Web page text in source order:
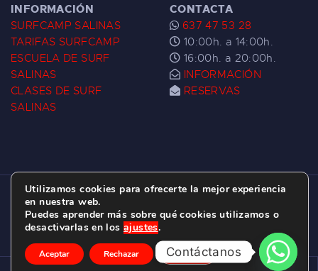
INFORMACIÓN
SURFCAMP SALINAS
TARIFAS SURFCAMP
ESCUELA DE SURF
SALINAS
CLASES DE SURF
SALINAS
CONTACTA
637 47 53 28
10:00h. a 14:00h.
16:00h. a 20:00h.
INFORMACIÓN
RESERVAS
ESCUELA DE SURF LAS DUNAS ©
2026.
C/ BERNARDO ÁLVAREZ GALAN 1, SALINAS
(ASTURIAS)
Utilizamos cookies para ofrecerte la mejor experiencia
en nuestra web.
Puedes aprender más sobre qué cookies utilizamos o
desactivarlas en los ajustes.
Aceptar Rechazar Ajustes
Contáctanos